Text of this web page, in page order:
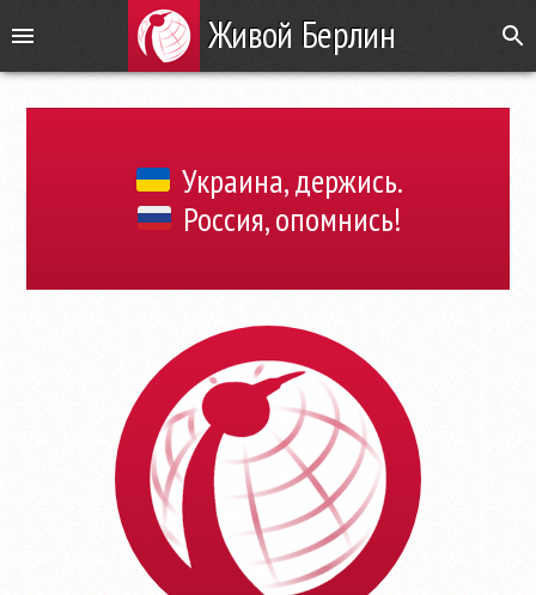
Живой Берлин
Украина, держись.
Россия, опомнись!